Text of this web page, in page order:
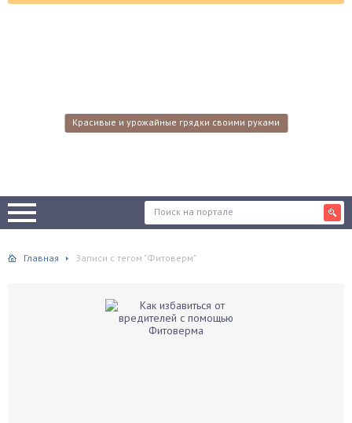
Красивые и урожайные грядки своими руками
Главная Записи с тегом "Фитоверм"